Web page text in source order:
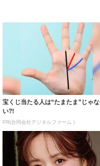
宝くじ当たる人は“たまたま”じゃな
い?!
PR(合同会社デジタルファーム )